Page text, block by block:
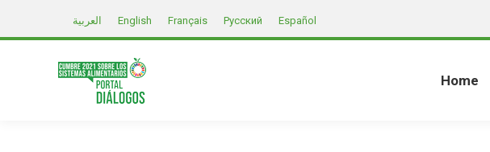
العربية English Français Русский Español
Home